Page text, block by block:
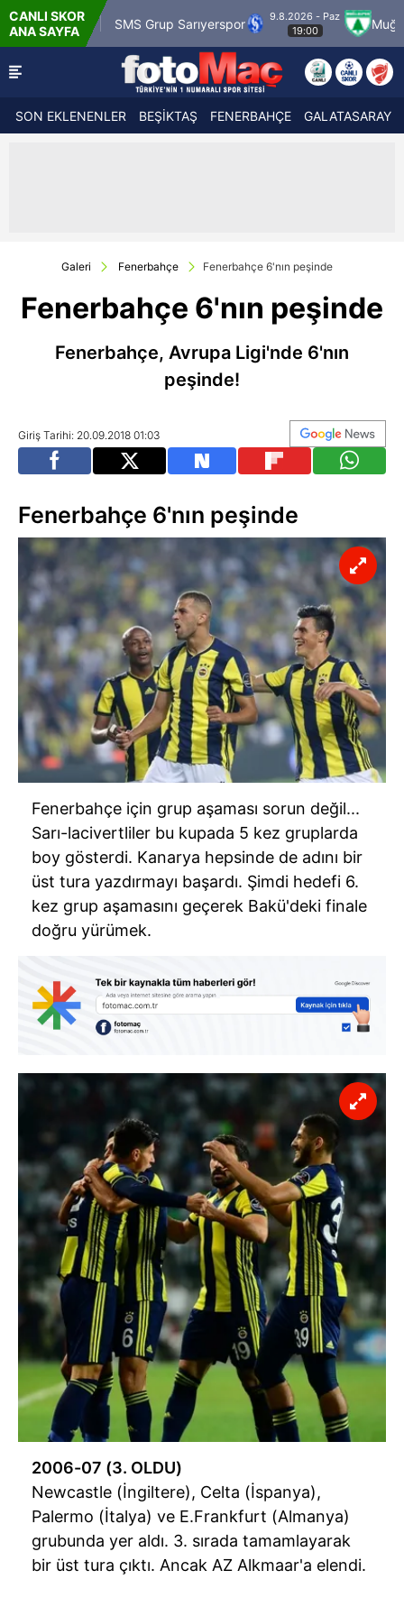
CANLI SKOR
ANA SAYFASMS Grup Sarıyerspor
9.8.2026 - Paz
19:00
Muğlaspor
SON EKLENENLER BEŞİKTAŞ FENERBAHÇE GALATASARAY
Galeri Fenerbahçe Fenerbahçe 6'nın peşinde
Fenerbahçe 6'nın peşinde
Fenerbahçe, Avrupa Ligi'nde 6'nın
peşinde!
Giriş Tarihi: 20.09.2018 01:03
Fenerbahçe 6'nın peşinde
Fenerbahçe için grup aşaması sorun değil...
Sarı-lacivertliler bu kupada 5 kez gruplarda
boy gösterdi. Kanarya hepsinde de adını bir
üst tura yazdırmayı başardı. Şimdi hedefi 6.
kez grup aşamasını geçerek Bakü'deki finale
doğru yürümek.
2006-07 (3. OLDU)
Newcastle (İngiltere), Celta (İspanya),
Palermo (İtalya) ve E.Frankfurt (Almanya)
grubunda yer aldı. 3. sırada tamamlayarak
bir üst tura çıktı. Ancak AZ Alkmaar'a elendi.